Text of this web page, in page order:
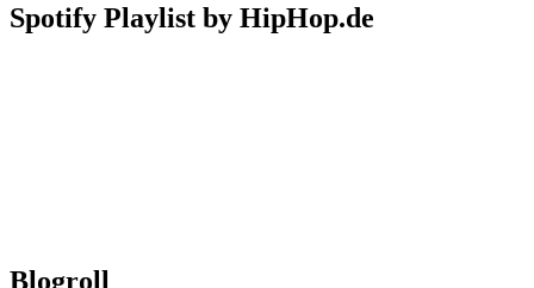
Spotify Playlist by HipHop.de
Blogroll